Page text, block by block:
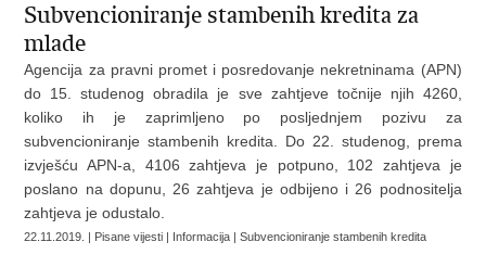
Subvencioniranje stambenih kredita za
mlade
Agencija za pravni promet i posredovanje nekretninama (APN)
do 15. studenog obradila je sve zahtjeve točnije njih 4260,
koliko ih je zaprimljeno po posljednjem pozivu za
subvencioniranje stambenih kredita. Do 22. studenog, prema
izvješću APN-a, 4106 zahtjeva je potpuno, 102 zahtjeva je
poslano na dopunu, 26 zahtjeva je odbijeno i 26 podnositelja
zahtjeva je odustalo.
22.11.2019. | Pisane vijesti | Informacija | Subvencioniranje stambenih kredita